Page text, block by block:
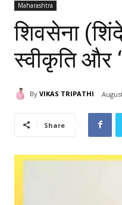
Maharashtra
शिवसेना
स्वीकृति और
By VIKAS TRIPATHI
Share